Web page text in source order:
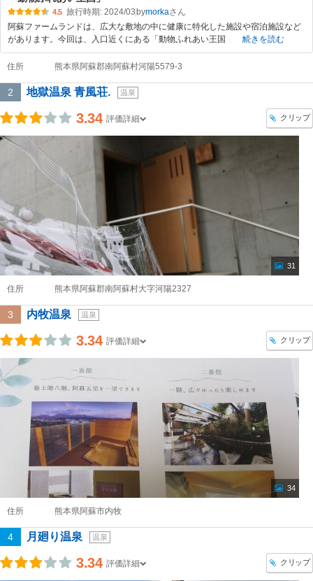
4.5 旅行時期: 2024/03 bymorka
阿蘇ファームランドは、広大な敷地の中に健康に特化した施設や宿泊施設など
があります。今回は、入口近くにある「動物ふれあい王国
続きを読む
住所 熊本県阿蘇郡南阿蘇村河陽5579-3
2 地獄温泉 青風荘. 温泉
3.34 評価詳細 クリップ
31
住所 熊本県阿蘇郡南阿蘇村大字河陽2327
3 内牧温泉 温泉
3.34 評価詳細 クリップ
34
住所 熊本県阿蘇市内牧
4 月廻り温泉 温泉
3.34 評価詳細 クリップ